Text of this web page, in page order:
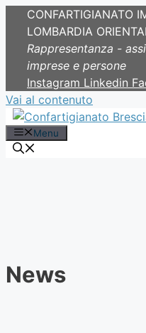
CONFARTIGIANATO
LOMBARDIA
Rappresentanza -
imprese e persone
Instagram Linkedin
Vai al contenuto
Menu
News